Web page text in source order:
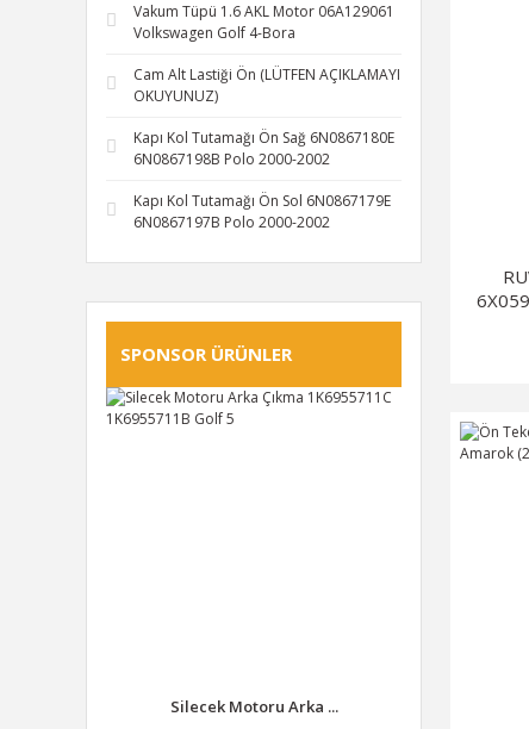
Vakum Tüpü 1.6 AKL Motor 06A129061
Volkswagen Golf 4-Bora
Cam Alt Lastiği Ön (LÜTFEN AÇIKLAMAYI
OKUYUNUZ)
Kapı Kol Tutamağı Ön Sağ 6N0867180E
6N0867198B Polo 2000-2002
Kapı Kol Tutamağı Ön Sol 6N0867179E
6N0867197B Polo 2000-2002
SPONSOR ÜRÜNLER
Silecek Motoru Arka ...